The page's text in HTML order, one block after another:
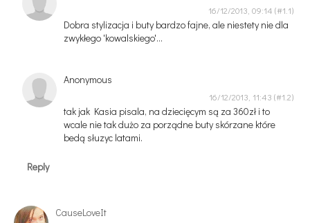
16/12/2013, 09:14
Dobra stylizacja i buty bardzo fajne, ale niestety nie dla
zwykłego 'kowalskiego'...
Anonymous
16/12/2013, 11:43
tak jak Kasia pisala, na dziecięcym są za 360zł i to
wcale nie tak dużo za porządne buty skórzane które
bedą słuzyc latami.
Reply
CauseLoveIt